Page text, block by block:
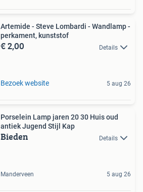
Artemide - Steve Lombardi - Wandlamp -
perkament, kunststof
€ 2,00 Details
Bezoek website 5 aug 26
Porselein Lamp jaren 20 30 Huis oud
antiek Jugend Stijl Kap
Bieden Details
Manderveen 5 aug 26